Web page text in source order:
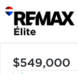
$549,000